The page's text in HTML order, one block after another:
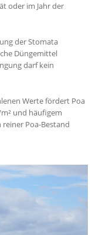
oder im Jahr der
der Stomata
Düngemittel
darf kein
Werte fördert Poa
und häufigem
Poa-Bestand